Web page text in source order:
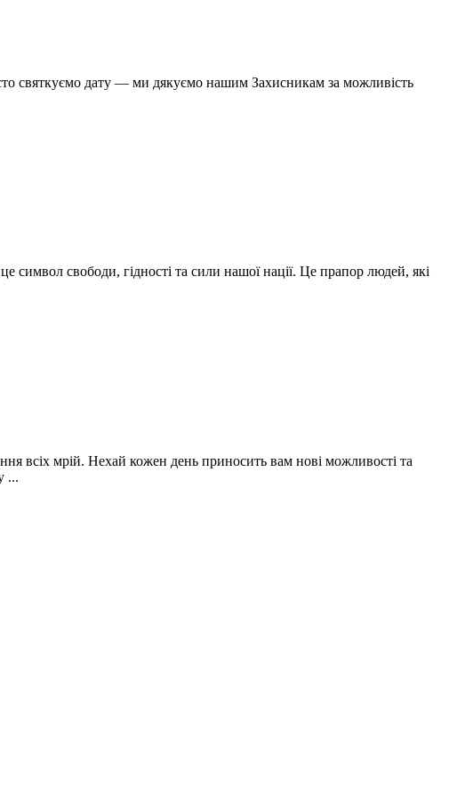
святкуємо дату — ми дякуємо нашим Захисникам за можливість
свободи, гідності та сили нашої нації. Це прапор людей, які
всіх мрій. Нехай кожен день приносить вам нові можливості та
...